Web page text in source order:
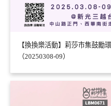
【換換樂活動】莉莎市集鼓
（20250308-09）